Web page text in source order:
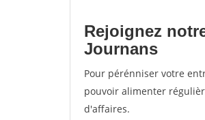
Rejoignez
Journans
Pour pérénniser votre
pouvoir alimenter
d'affaires.